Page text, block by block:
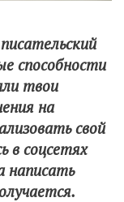
способности
твои
на
свой
в соцсетях
написать